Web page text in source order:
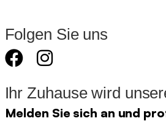
Folgen Sie uns
Ihr Zuhause wird
Melden Sie sich an und